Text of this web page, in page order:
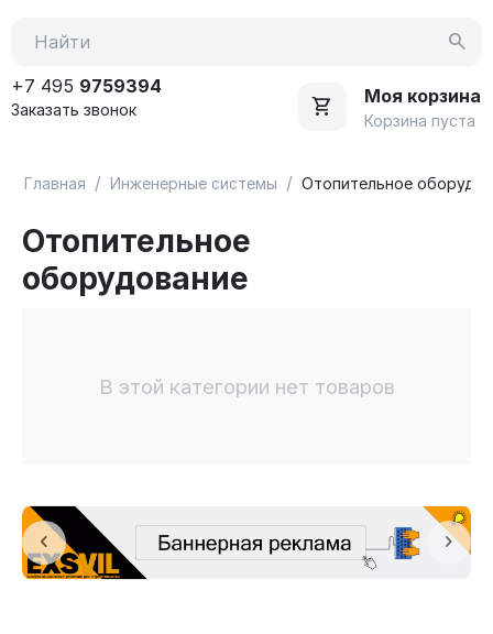
+7 495 9759394
Заказать звонок
Моя корзина
Корзина пуста
Главная / Инженерные системы / Отопительное
Отопительное
оборудование
В этой категории нет товаров